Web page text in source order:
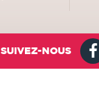
SUIVEZ-NOUS